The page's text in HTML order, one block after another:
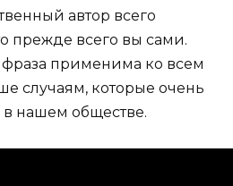
автор всего
прежде всего вы сами.
применима ко всем
случаям, которые очень
нашем обществе.